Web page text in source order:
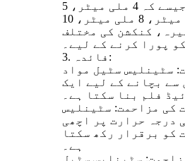
کیا جاتا ہے، جیسے کہ 4 ملی میٹر، 5
ملی میٹر، 6 ملی میٹر، 8 ملی میٹر، 10
کنکشن کی مختلف
پورا کرنے کے لیے۔
3. فائدہ:
سٹینلیس سٹیل مواد
سے بچانے کے لیے ایک
فلم بنا سکتا ہے۔
کی مزاحمت: سٹینلیس
درجہ حرارت پر اچھی
کو برقرار رکھ سکتا
ہے۔